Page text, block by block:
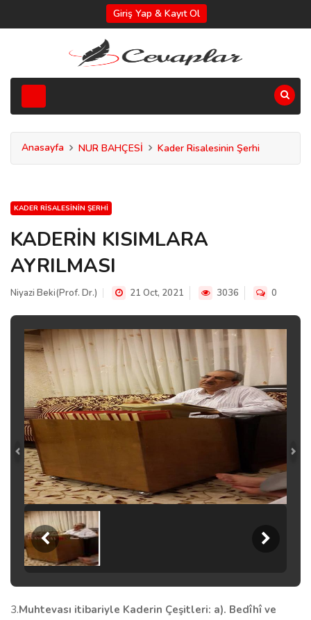
Giriş Yap & Kayıt Ol
Anasayfa NUR BAHÇESİ Kader Risalesinin Şerhi
KADER RISALESININ ŞERHI
KADERİN KISIMLARA
AYRILMASI
Niyazi Beki(Prof. Dr.) 21 Oct, 2021 3036 0
3.Muhtevası itibariyle Kaderin Çeşitleri: a). Bedîhî ve